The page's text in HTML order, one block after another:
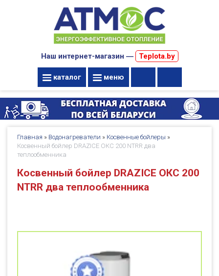
Наш интернет-магазин ― Teplota.by
каталог меню
Главная » Водонагреватели » Косвенные бойлеры »
Косвенный бойлер DRAZICE ОКC 200 NTRR два
теплообменника
Косвенный бойлер DRAZICE ОКC 200
NTRR два теплообменника